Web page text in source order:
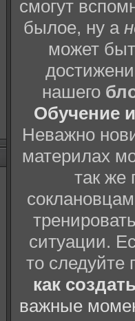
смогут
былое, ну а
может
нашего
Обучение
Неважно
материлах
так же
ситуации.
то
как
важные